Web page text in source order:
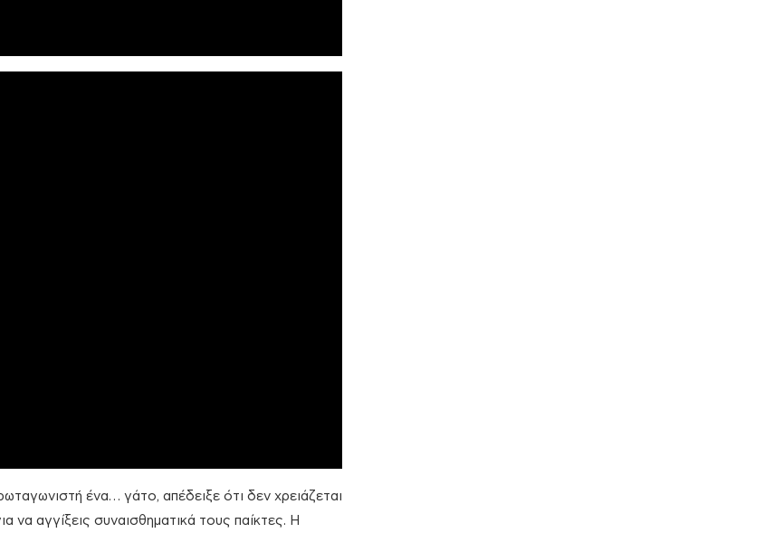
ένα… γάτο, απέδειξε ότι δεν χρειάζεται
αγγίξεις συναισθηματικά τους παίκτες. Η